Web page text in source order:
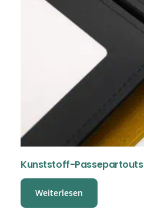
Kunststoff-Passepartouts
Weiterlesen